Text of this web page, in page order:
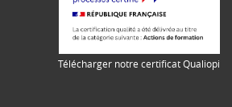
Télécharger notre certificat Qualiopi